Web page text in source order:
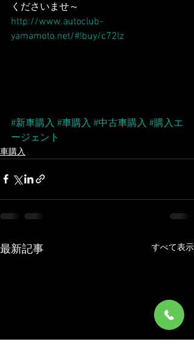
くださいませ～
http://www.autoclub-
yamamoto.net/#!buy/c72lz
#新車購入 #車購入 #中古車購入 #購入エ
ージェント
車購入
最新記事 すべて表示